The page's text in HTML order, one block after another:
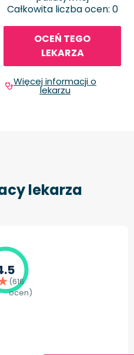
Całkowita liczba ocen: 0
OCEŃ TEGO
LEKARZA
Więcej informacji o
lekarzu
lekarza
(616
ocen)